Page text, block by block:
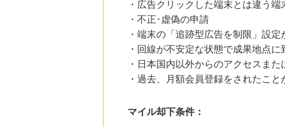
・広告クリックした端末とは違う
・不正･虚偽の申請
・端末の「追跡型広告を制限」設定
・回線が不安定な状態で成果地点に
・日本国内以外からのアクセスま
・過去、月額会員登録をされたこと
マイル却下条件：